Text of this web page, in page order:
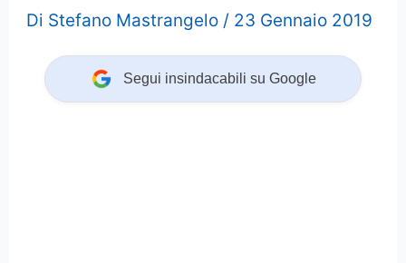
Di Stefano Mastrangelo / 23 Gennaio 2019
Segui insindacabili su Google